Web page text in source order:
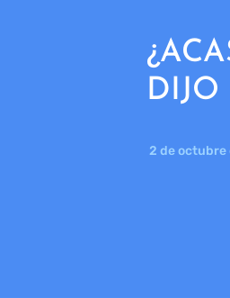
DIJO
2 de octubre